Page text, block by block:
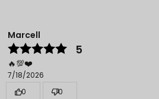
Marcell
5
🔥💯❤️
7/18/2026
0
0